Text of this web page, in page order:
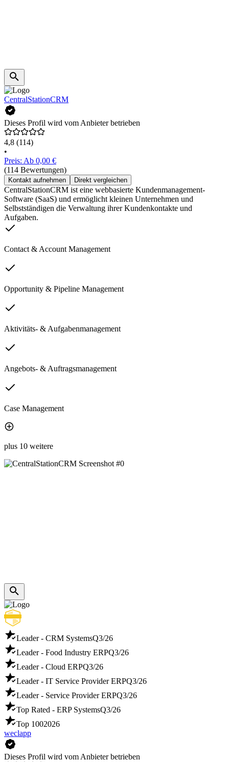
CentralStationCRM
Dieses Profil wird vom Anbieter betrieben
4,8 (114)
•
Preis: Ab 0,00 €
(114 Bewertungen)
Kontakt aufnehmen Direkt vergleichen
CentralStationCRM ist eine webbasierte Kundenmanagement-
Software (SaaS) und ermöglicht kleinen Unternehmen und
Selbstständigen die Verwaltung ihrer Kundenkontakte und
Aufgaben.
Contact & Account Management
Opportunity & Pipeline Management
Aktivitäts- & Aufgabenmanagement
Angebots- & Auftragsmanagement
Case Management
plus 10 weitere
Leader - CRM SystemsQ3/26
Leader - Food Industry ERPQ3/26
Leader - Cloud ERPQ3/26
Leader - IT Service Provider ERPQ3/26
Leader - Service Provider ERPQ3/26
Top Rated - ERP SystemsQ3/26
Top 1002026
weclapp
Dieses Profil wird vom Anbieter betrieben